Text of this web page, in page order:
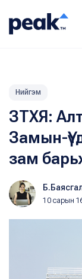
Нийгэм
ЗТХЯ:
Замын-
зам
10 сарын